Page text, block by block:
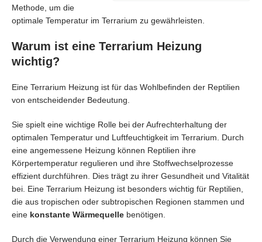
Methode, um die
optimale Temperatur im Terrarium zu gewährleisten.
Warum ist eine Terrarium Heizung
wichtig?
Eine Terrarium Heizung ist für das Wohlbefinden der Reptilien
von entscheidender Bedeutung.
Sie spielt eine wichtige Rolle bei der Aufrechterhaltung der
optimalen Temperatur und Luftfeuchtigkeit im Terrarium. Durch
eine angemessene Heizung können Reptilien ihre
Körpertemperatur regulieren und ihre Stoffwechselprozesse
effizient durchführen. Dies trägt zu ihrer Gesundheit und Vitalität
bei. Eine Terrarium Heizung ist besonders wichtig für Reptilien,
die aus tropischen oder subtropischen Regionen stammen und
eine konstante Wärmequelle benötigen.
Durch die Verwendung einer Terrarium Heizung können Sie